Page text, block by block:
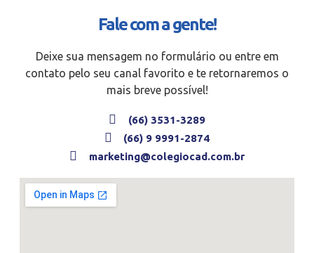
Fale com a gente!
Deixe sua mensagem no formulário ou entre em
contato pelo seu canal favorito e te retornaremos o
mais breve possível!
(66) 3531-3289
(66) 9 9991-2874
marketing@colegiocad.com.br